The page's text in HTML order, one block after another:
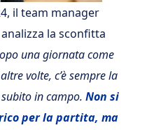
il team manager
analizza la sconfitta
una giornata come
volte, c’è sempre la
in campo. Non si
per la partita, ma